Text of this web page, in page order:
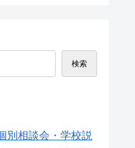
検索
別相談会・学校説